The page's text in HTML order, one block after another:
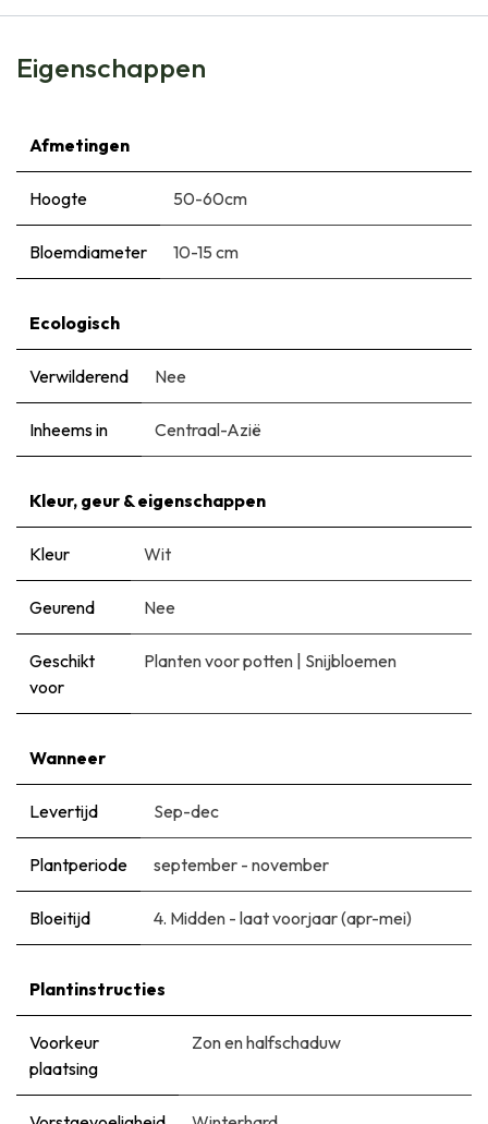
Eigenschappen
Afmetingen
Hoogte 50-60cm
Bloemdiameter 10-15 cm
Ecologisch
Verwilderend Nee
Inheems in Centraal-Azië
Kleur, geur & eigenschappen
Kleur Wit
Geurend Nee
Geschikt
voor
Planten voor potten | Snijbloemen
Wanneer
Levertijd Sep-dec
Plantperiode september - november
Bloeitijd ​4. Midden - laat voorjaar (apr-mei)
Plantinstructies
Voorkeur
plaatsing
Zon en halfschaduw